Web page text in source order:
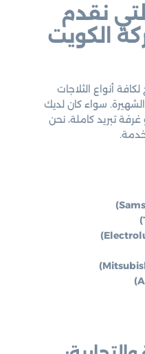
نقدم
الكويت
أنواع الثلاجات
الشهيرة. سواء كان لديك
غرفة تبريد كاملة، نحن